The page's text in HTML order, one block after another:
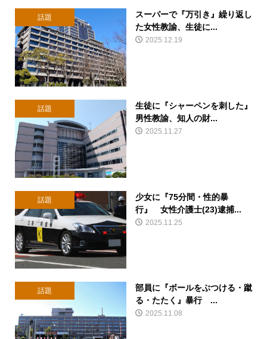
話題
スーパーで『万引き』繰り返し
た女性教諭、生徒に...
2025.12.19
話題
生徒に『シャーペンを刺した』
男性教諭、知人の財...
2025.11.27
話題
少女に『75分間・性的暴
行』 女性介護士(23)逮捕...
2025.11.25
話題
部員に『ボールをぶつける・蹴
る・たたく』暴行 ...
2025.11.08